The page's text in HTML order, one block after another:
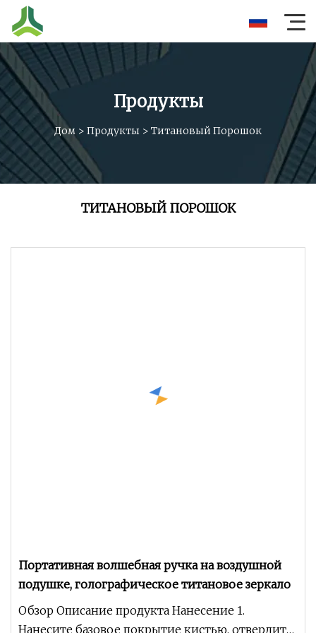
Продукты
Дом > Продукты > Титановый Порошок
ТИТАНОВЫЙ ПОРОШОК
Портативная волшебная ручка на воздушной
подушке, голографическое титановое зеркало
Обзор Описание продукта Нанесение 1.
Нанесите базовое покрытие кистью, отвердите